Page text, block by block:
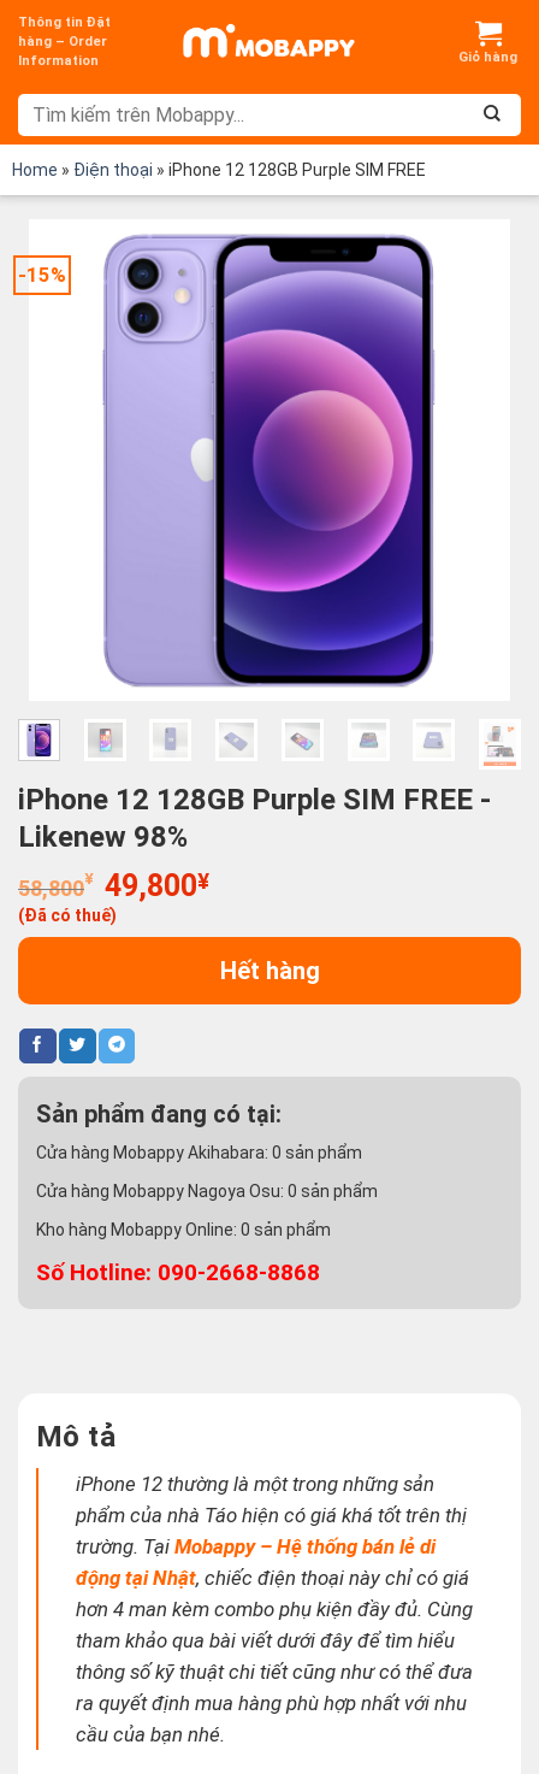
Chuyển
đến
dung
Thông tin Đặt
hàng – Order
Information
Home » Điện thoại » iPhone 12 128GB Purple SIM FREE
-15%
iPhone 12 128GB Purple SIM FREE -
Likenew 98%
58,800¥ Giá
gốc
là:
49,800¥Giá
tại
là:
49,800¥.
(Đã có thuế)
Hết hàng
Sản phẩm đang có tại:
Cửa hàng Mobappy Akihabara: 0 sản phẩm
Cửa hàng Mobappy Nagoya Osu: 0 sản phẩm
Kho hàng Mobappy Online: 0 sản phẩm
Số Hotline: 090-2668-8868
Mô tả
iPhone 12 thường là một trong những sản
phẩm của nhà Táo hiện có giá khá tốt trên thị
trường. TạiMobappy – Hệ thống bán lẻ di
động tại Nhật, chiếc điện thoại này chỉ có giá
hơn 4 man kèm combo phụ kiện đầy đủ. Cùng
tham khảo qua bài viết dưới đây để tìm hiểu
thông số kỹ thuật chi tiết cũng như có thể đưa
ra quyết định mua hàng phù hợp nhất với nhu
cầu của bạn nhé.